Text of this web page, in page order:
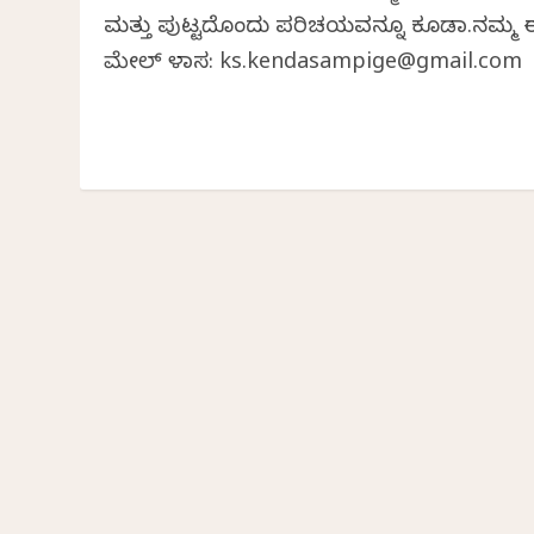
ಮತ್ತು ಪುಟ್ಟದೊಂದು ಪರಿಚಯವನ್ನೂ ಕೂಡಾ.ನಮ್ಮ
ಮೇಲ್ ವಿಳಾಸ: ks.kendasampige@gmail.com